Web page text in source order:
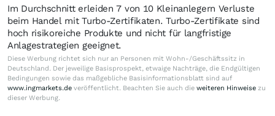
Im Durchschnitt erleiden 7 von 10 Kleinanlegern Verluste
beim Handel mit Turbo-Zertifikaten. Turbo-Zertifikate sind
hoch risikoreiche Produkte und nicht für langfristige
Anlagestrategien geeignet.
Diese Werbung richtet sich nur an Personen mit Wohn-/Geschäftssitz in
Deutschland. Der jeweilige Basisprospekt, etwaige Nachträge, die Endgültigen
Bedingungen sowie das maßgebliche Basisinformationsblatt sind auf
www.ingmarkets.de veröffentlicht. Beachten Sie auch die weiteren Hinweise zu
dieser Werbung.